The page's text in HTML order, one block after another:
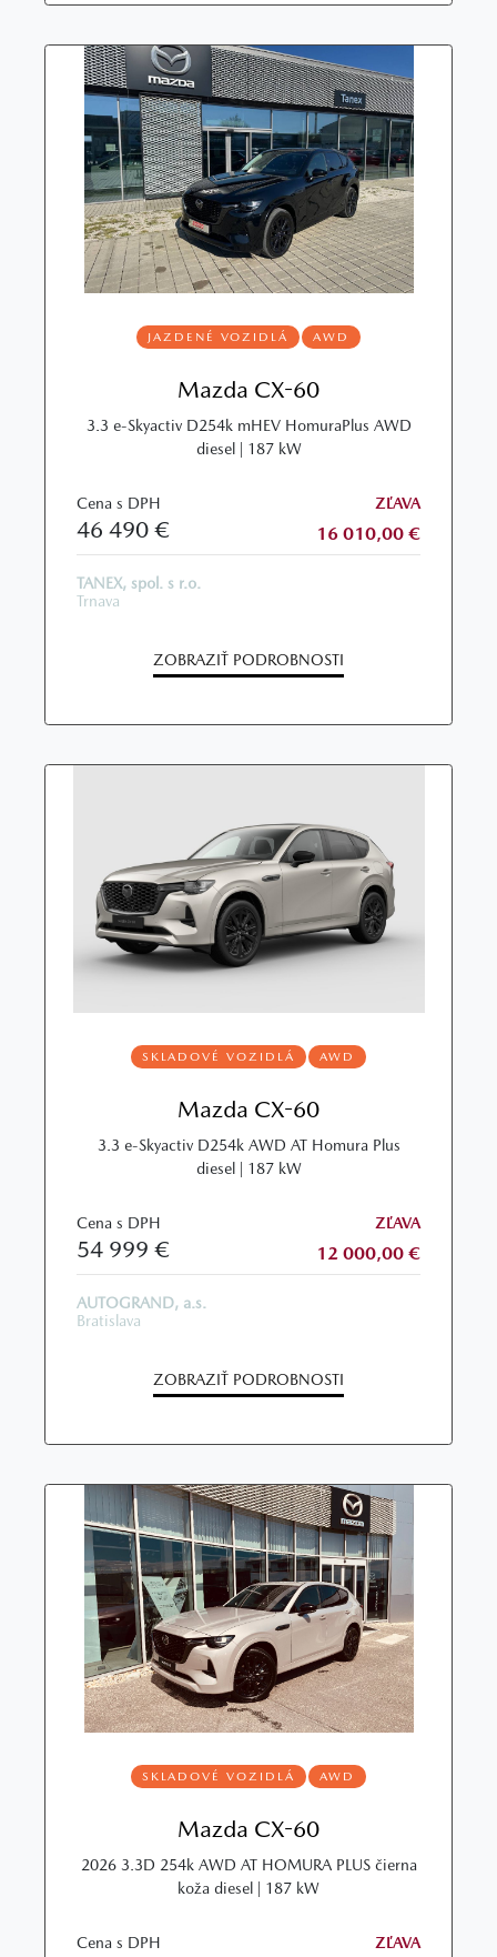
JAZDENÉ VOZIDLÁ AWD
Mazda CX-60
3.3 e-Skyactiv D254k mHEV HomuraPlus AWD
diesel | 187 kW
Cena s DPH
46 490 €
ZĽAVA
16 010,00 €
TANEX, spol. s r.o.
Trnava
ZOBRAZIŤ PODROBNOSTI
SKLADOVÉ VOZIDLÁ AWD
Mazda CX-60
3.3 e-Skyactiv D254k AWD AT Homura Plus
diesel | 187 kW
Cena s DPH
54 999 €
ZĽAVA
12 000,00 €
AUTOGRAND, a.s.
Bratislava
ZOBRAZIŤ PODROBNOSTI
SKLADOVÉ VOZIDLÁ AWD
Mazda CX-60
2026 3.3D 254k AWD AT HOMURA PLUS čierna
koža diesel | 187 kW
Cena s DPH ZĽAVA